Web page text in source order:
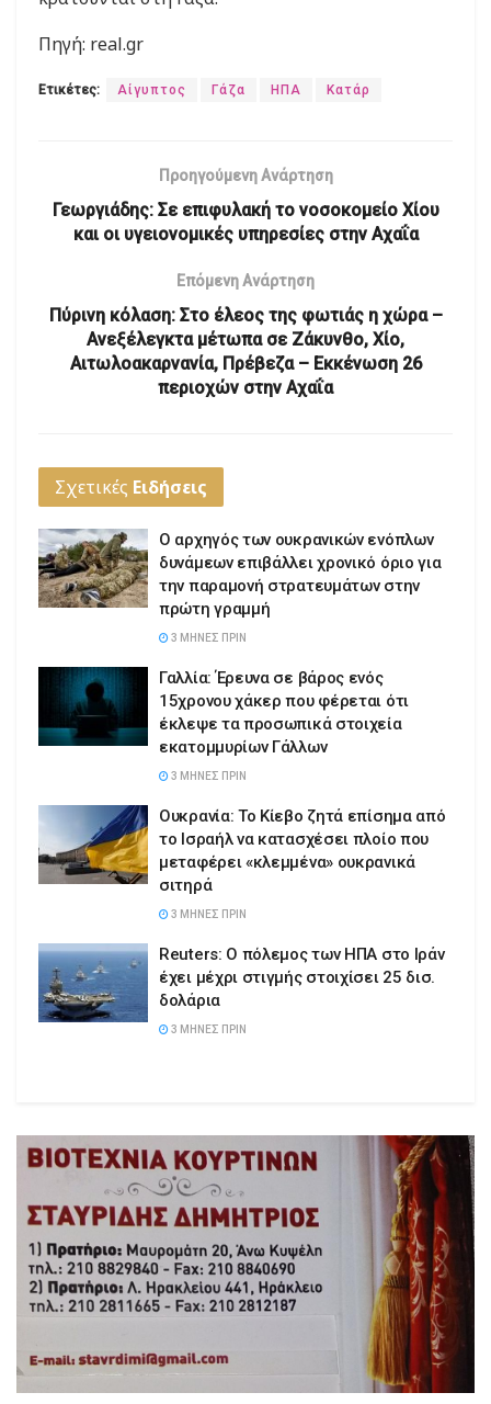
Πηγή: real.gr
Ετικέτες: Αίγυπτος Γάζα ΗΠΑ Κατάρ
Προηγούμενη Ανάρτηση
Γεωργιάδης: Σε επιφυλακή το νοσοκομείο Χίου
και οι υγειονομικές υπηρεσίες στην Αχαΐα
Επόμενη Ανάρτηση
Πύρινη κόλαση: Στο έλεος της φωτιάς η χώρα –
Ανεξέλεγκτα μέτωπα σε Ζάκυνθο, Χίο,
Αιτωλοακαρνανία, Πρέβεζα – Εκκένωση 26
περιοχών στην Αχαΐα
Σχετικές Ειδήσεις
Ο αρχηγός των ουκρανικών ενόπλων
δυνάμεων επιβάλλει χρονικό όριο για
την παραμονή στρατευμάτων στην
πρώτη γραμμή
3 ΜΉΝΕΣ ΠΡΙΝ
Γαλλία: Έρευνα σε βάρος ενός
15χρονου χάκερ που φέρεται ότι
έκλεψε τα προσωπικά στοιχεία
εκατομμυρίων Γάλλων
3 ΜΉΝΕΣ ΠΡΙΝ
Ουκρανία: Το Κίεβο ζητά επίσημα από
το Ισραήλ να κατασχέσει πλοίο που
μεταφέρει «κλεμμένα» ουκρανικά
σιτηρά
3 ΜΉΝΕΣ ΠΡΙΝ
Reuters: Ο πόλεμος των ΗΠΑ στο Ιράν
έχει μέχρι στιγμής στοιχίσει 25 δισ.
δολάρια
3 ΜΉΝΕΣ ΠΡΙΝ